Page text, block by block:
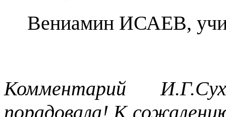
Вениамин ИСАЕВ,
Комментарий
порадовала! К